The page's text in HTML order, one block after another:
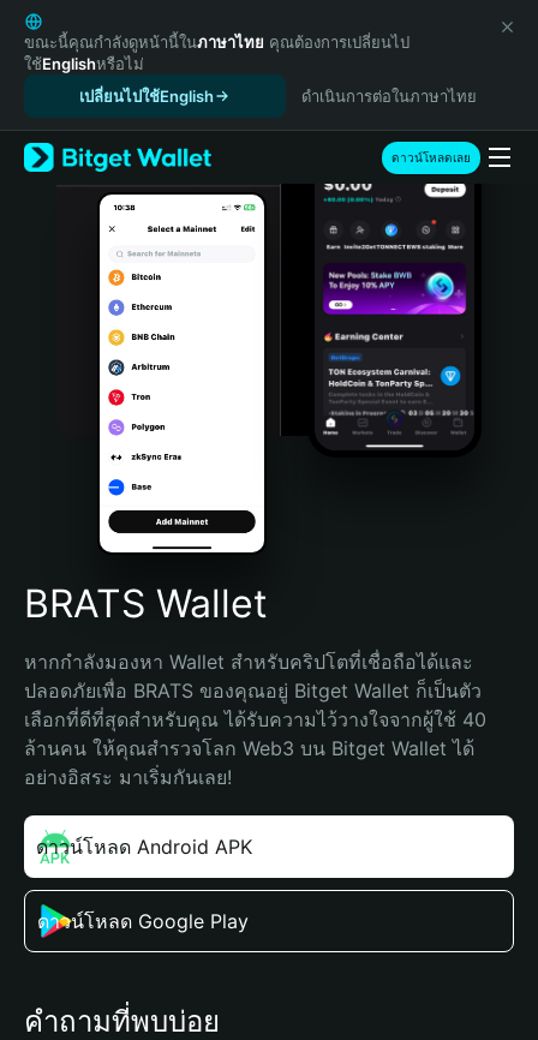
English
日本語
Tiếng Việt
Español (Latinoamérica)
Türkçe
Italiano
Português (Portugal)
Bahasa Indonesia
Português (Brasil)
Español (Argentina)
ขณะนี้คุณกำลังดูหน้านี้ในภาษาไทย คุณต้องการเปลี่ยนไป
ใช้Englishหรือไม่
เปลี่ยนไปใช้English
ดำเนินการต่อในภาษาไทย
ดาวน์โหลดเลย
BRATS Wallet
หากกำลังมองหา Wallet สำหรับคริปโตที่เชื่อถือได้และ
ปลอดภัยเพื่อ BRATS ของคุณอยู่ Bitget Wallet ก็เป็นตัว
เลือกที่ดีที่สุดสำหรับคุณ ได้รับความไว้วางใจจากผู้ใช้ 40
ล้านคน ให้คุณสำรวจโลก Web3 บน Bitget Wallet ได้
อย่างอิสระ มาเริ่มกันเลย!
ดาวน์โหลด Android APK
ดาวน์โหลด Google Play
คำถามที่พบบ่อย